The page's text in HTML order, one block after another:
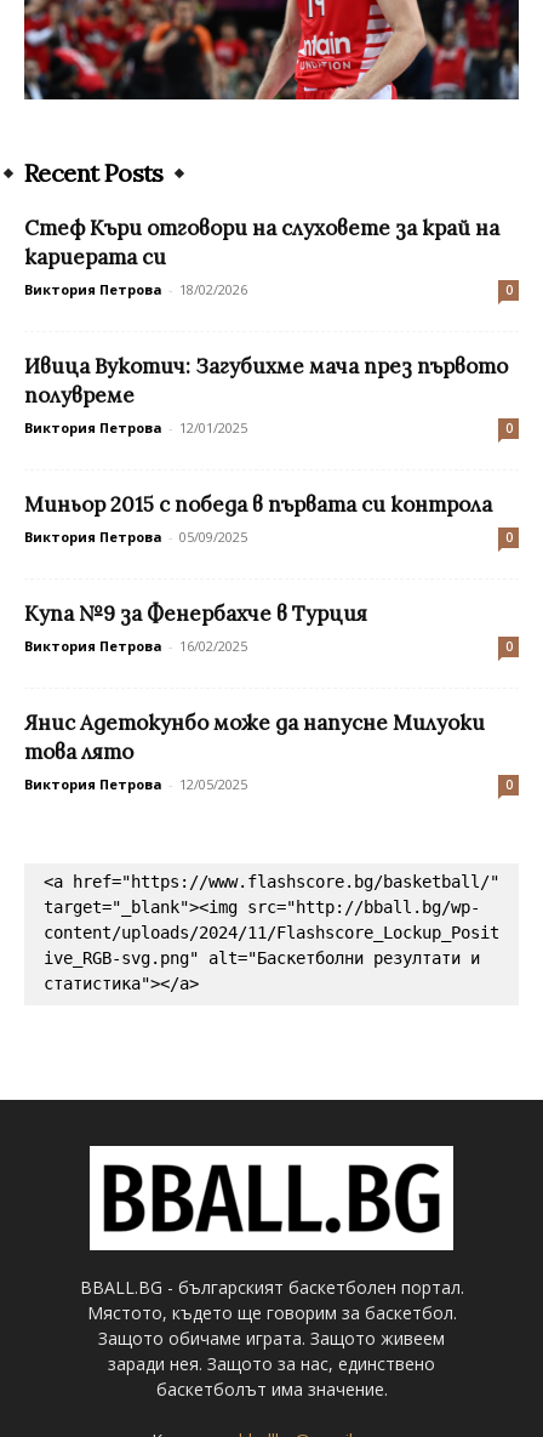
Recent Posts
Стеф Къри отговори на слуховете за край на
кариерата си
Виктория Петрова - 18/02/2026 0
Ивица Вукотич: Загубихме мача през първото
полувреме
Виктория Петрова - 12/01/2025 0
Миньор 2015 с победа в първата си контрола
Виктория Петрова - 05/09/2025 0
Купа №9 за Фенербахче в Турция
Виктория Петрова - 16/02/2025 0
Янис Адетокунбо може да напусне Милуоки
това лято
Виктория Петрова - 12/05/2025 0
<a href="https://www.flashscore.bg/basketball/"
target="_blank"><img src="http://bball.bg/wp-
content/uploads/2024/11/Flashscore_Lockup_Posit
ive_RGB-svg.png" alt="Баскетболни резултати и
статистика"></a>
BBALL.BG - българският баскетболен портал.
Мястото, където ще говорим за баскетбол.
Защото обичаме играта. Защото живеем
заради нея. Защото за нас, единствено
баскетболът има значение.